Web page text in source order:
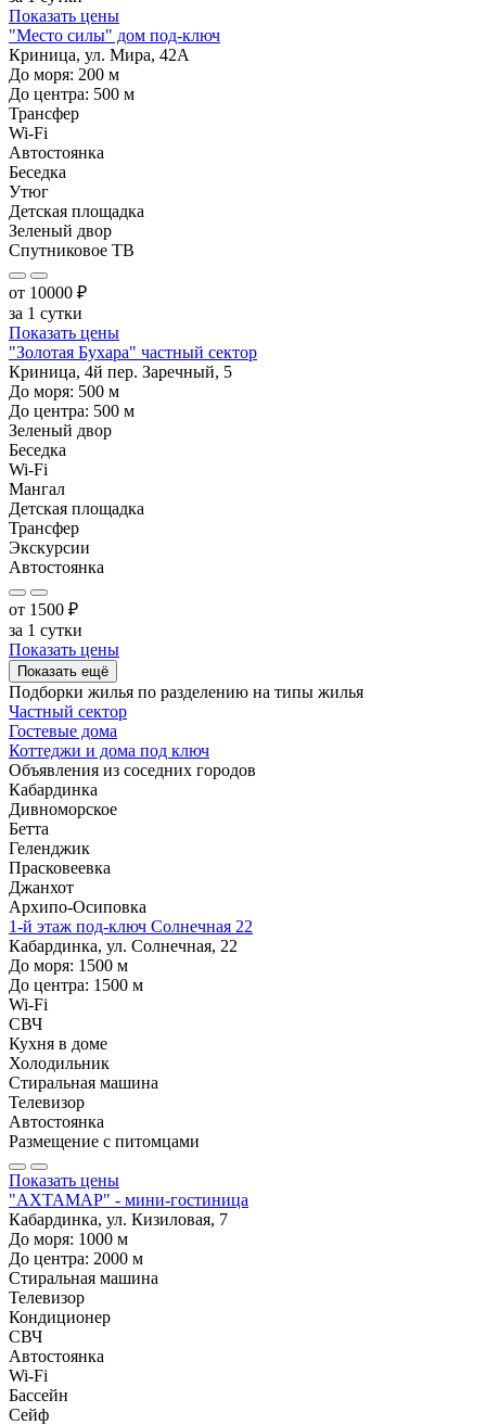
Показать цены
"Место силы" дом под-ключ
Криница, ул. Мира, 42А
До моря: 200 м
До центра: 500 м
Трансфер
Wi-Fi
Автостоянка
Беседка
Утюг
Детская площадка
Зеленый двор
Спутниковое ТВ
от 10000 ₽
за 1 сутки
Показать цены
"Золотая Бухара" частный сектор
Криница, 4й пер. Заречный, 5
До моря: 500 м
До центра: 500 м
Зеленый двор
Беседка
Wi-Fi
Мангал
Детская площадка
Трансфер
Экскурсии
Автостоянка
от 1500 ₽
за 1 сутки
Показать цены
Показать ещё
Подборки жилья по разделению на типы жилья
Частный сектор
Гостевые дома
Коттеджи и дома под ключ
Объявления из соседних городов
Кабардинка
Дивноморское
Бетта
Геленджик
Прасковеевка
Джанхот
Архипо-Осиповка
1-й этаж под-ключ Солнечная 22
Кабардинка, ул. Солнечная, 22
До моря: 1500 м
До центра: 1500 м
Wi-Fi
СВЧ
Кухня в доме
Холодильник
Стиральная машина
Телевизор
Автостоянка
Размещение с питомцами
Показать цены
"АХТАМАР" - мини-гостиница
Кабардинка, ул. Кизиловая, 7
До моря: 1000 м
До центра: 2000 м
Стиральная машина
Телевизор
Кондиционер
СВЧ
Автостоянка
Wi-Fi
Бассейн
Сейф